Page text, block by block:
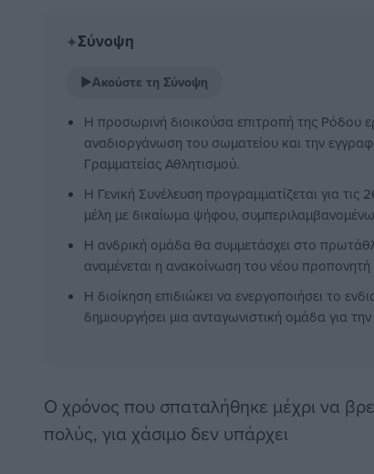
✦Σύνοψη
▶Ακούστε τη Σύνοψη
Η προσωρινή διοικούσα επιτροπή της Ρόδου
αναδιοργάνωση του σωματείου και την
Γραμματείας Αθλητισμού.
Η Γενική Συνέλευση προγραμματίζεται για
μέλη με δικαίωμα ψήφου,
Η ανδρική ομάδα θα συμμετάσχει στο
αναμένεται η ανακοίνωση του νέου
Η διοίκηση επιδιώκει να ενεργοποιήσει το
δημιουργήσει μια ανταγωνιστική ομάδα για
Ο χρόνος που σπαταλήθηκε μέχρι να
πολύς, για χάσιμο δεν υπάρχει